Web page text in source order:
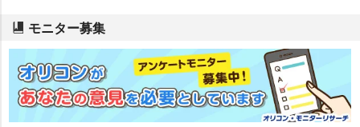
モニター募集